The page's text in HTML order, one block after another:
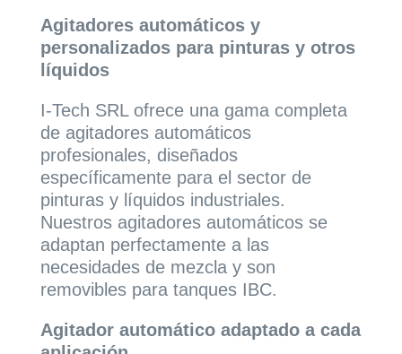
Agitadores automáticos y
personalizados para pinturas y otros
líquidos
I-Tech SRL ofrece una gama completa
de agitadores automáticos
profesionales, diseñados
específicamente para el sector de
pinturas y líquidos industriales.
Nuestros agitadores automáticos se
adaptan perfectamente a las
necesidades de mezcla y son
removibles para tanques IBC.
Agitador automático adaptado a cada